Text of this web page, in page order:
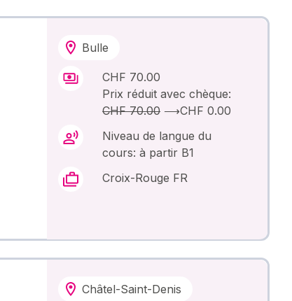
Bulle
CHF 70.00
Prix réduit avec chèque:
CHF 70.00 ⟶CHF 0.00
Niveau de langue du
cours: à partir B1
Croix-Rouge FR
Châtel-Saint-Denis